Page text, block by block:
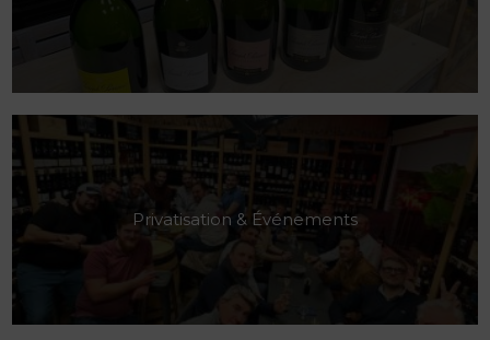
Privatisation & Événements